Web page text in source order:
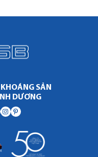
SẢN
DƯƠNG